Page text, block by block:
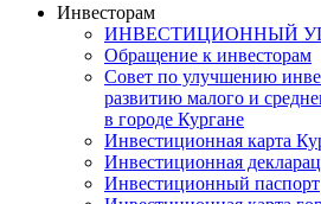
Инвесторам
ИНВЕСТИЦИОННЫЙ
Обращение к инвесторам
Совет по улучшению
развитию малого и
в городе Кургане
Инвестиционная карта
Инвестиционная
Инвестиционный паспорт